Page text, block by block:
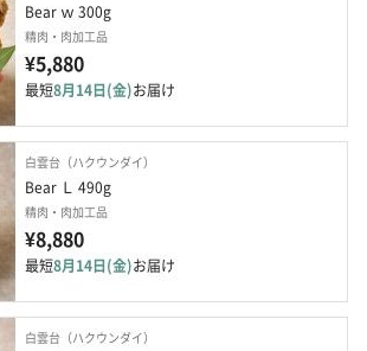
Bear ｗ 300g
精肉・肉加工品
¥5,880
最短8月14日(金)お届け
白雲台（ハクウンダイ）
Bear Ｌ 490g
精肉・肉加工品
¥8,880
最短8月14日(金)お届け
白雲台（ハクウンダイ）